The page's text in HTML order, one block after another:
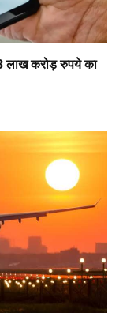
लाख करोड़ रुपये का